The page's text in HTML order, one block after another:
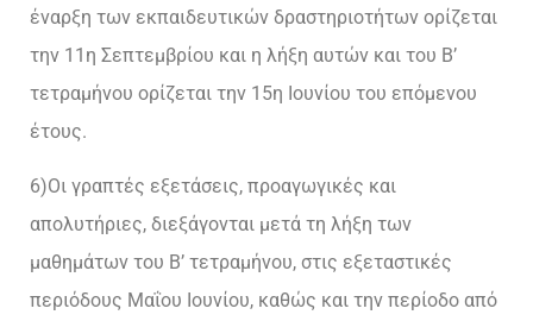
έναρξη των εκπαιδευτικών δραστηριοτήτων ορίζεται
την 11η Σεπτεμβρίου και η λήξη αυτών και του Β’
τετραμήνου ορίζεται την 15η Ιουνίου του επόμενου
έτους.
6)Οι γραπτές εξετάσεις, προαγωγικές και
απολυτήριες, διεξάγονται μετά τη λήξη των
μαθημάτων του Β’ τετραμήνου, στις εξεταστικές
περιόδους Μαΐου Ιουνίου, καθώς και την περίοδο από